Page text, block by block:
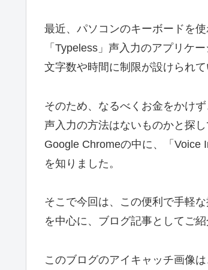
最近、パソコンのキーボードを
「Typeless」声入力のアプリケ
文字数や時間に制限が設けられ
そのため、なるべくお金をかけ
声入力の方法はないものかと探
Google Chromeの中に、「Voice
を知りました。
そこで今回は、この便利で手軽
を中心に、ブログ記事としてご紹
このブログのアイキャッチ画像